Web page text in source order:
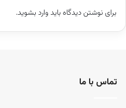
برای نوشتن دیدگاه باید وارد بشوید.
تماس با ما